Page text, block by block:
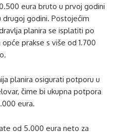
eura bruto u prvoj godini
godini. Postojećim
planira se isplatiti po
prakse s više od 1.700
planira osigurati potporu u
čime bi ukupna potpora
eura.
od 5.000 eura neto za